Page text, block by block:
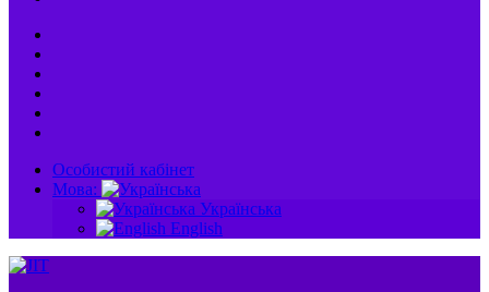
Особистий кабінет
Мова:
Українська
English